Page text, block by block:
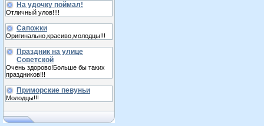
На удочку поймал!
Отличный улов!!!!
Сапожки
Оригинально,красиво,молодцы!!!
Праздник на улице
Советской
Очень здорово!Больше бы таких
праздников!!!
Приморские певуньи
Молодцы!!!